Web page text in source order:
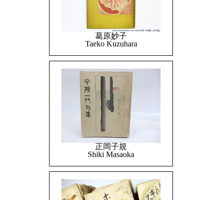
葛原妙子
Taeko Kuzuhara
正岡子規
Shiki Masaoka